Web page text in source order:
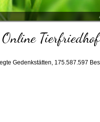
Gedenkstätten, 175.587.597